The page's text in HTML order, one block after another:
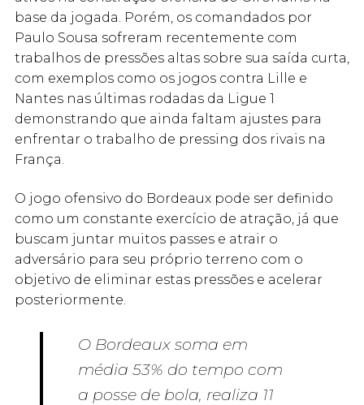
base da jogada. Porém, os comandados por
Paulo Sousa sofreram recentemente com
trabalhos de pressões altas sobre sua saída curta,
com exemplos como os jogos contra Lille e
Nantes nas últimas rodadas da Ligue 1
demonstrando que ainda faltam ajustes para
enfrentar o trabalho de pressing dos rivais na
França.
O jogo ofensivo do Bordeaux pode ser definido
como um constante exercício de atração, já que
buscam juntar muitos passes e atrair o
adversário para seu próprio terreno com o
objetivo de eliminar estas pressões e acelerar
posteriormente.
O Bordeaux soma em
média 53% do tempo com
a posse de bola, realiza 11